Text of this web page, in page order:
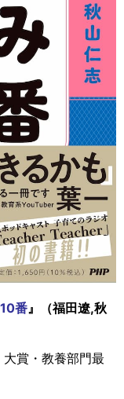
番 』（福田遼,秋
大賞・教養部門最